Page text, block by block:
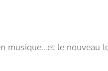
musique…et le nouveau